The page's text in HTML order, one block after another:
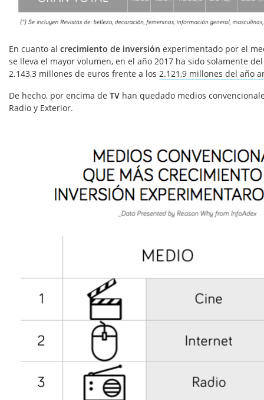
En cuanto al crecimiento de inversión experimentado por el
se lleva el mayor volumen, en el año 2017 ha sido solamente
2.143,3 millones de euros frente a los 2.121,9 millones del año
De hecho, por encima de TV han quedado medios
Radio y Exterior.